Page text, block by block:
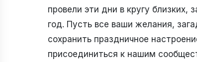
провели эти дни в кругу близких,
год. Пусть все ваши желания,
сохранить праздничное
присоединиться к нашим